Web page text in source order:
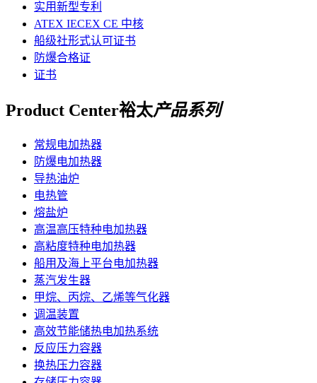
实用新型专利
ATEX IECEX CE 中核
船级社形式认可证书
防爆合格证
证书
Product Center裕太产品系列
常规电加热器
防爆电加热器
导热油炉
电热管
熔盐炉
高温高压特种电加热器
高粘度特种电加热器
船用及海上平台电加热器
蒸汽发生器
甲烷、丙烷、乙烯等气化器
调温装置
高效节能储热电加热系统
反应压力容器
换热压力容器